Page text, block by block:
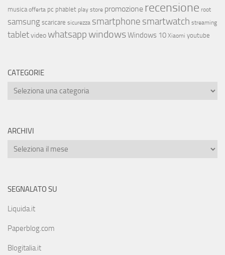
musica offerta pc phablet play store promozione recensione root
samsungscaricare sicurezza smartphone smartwatch streaming
tabletvideowhatsappwindowsWindows 10 Xiaomi youtube
CATEGORIE
ARCHIVI
SEGNALATO SU
Liquida.it
Paperblog.com
Blogitalia.it